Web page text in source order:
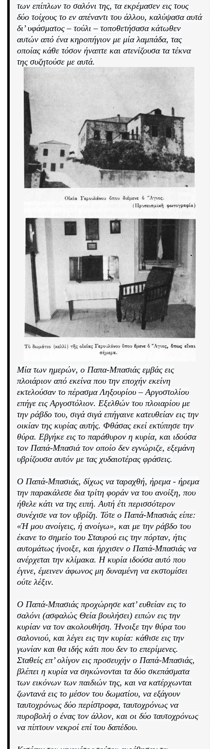
των επίπλων το σαλόνι της, τα εκρέμασεν εις τους
δύο τοίχους το εν απέναντι του άλλου, καλύψασα αυτά
δι’ υφάσματος – τούλι – τοποθετήσασα κάτωθεν
αυτών από ένα κηροπήγιον με μία λαμπάδα, τας
οποίας κάθε τόσον ήναπτε και ατενίζουσα τα τέκνα
της συζητούσε με αυτά.
Μία των ημερών, ο Παπα-Μπασιάς εμβάς εις
πλοιάριον από εκείνα που την εποχήν εκείνη
εκτελούσαν το πέρασμα Ληξουρίου – Αργοστολίου
επήγε εις Αργοστόλιον. Εξελθών του πλοιαρίου με
την ράβδο του, σιγά σιγά επήγαινε κατευθείαν εις την
οικίαν της κυρίας αυτής. Φθάσας εκεί εκτύπησε την
θύρα. Εβγήκε εις το παράθυρον η κυρία, και ιδούσα
τον Παπά-Μπασιά τον οποίο δεν εγνώριζε, εξεμάνη
υβρίζουσα αυτόν με τας χυδαιοτέρας φράσεις.
Ο Παπά-Μπασιάς, δίχως να ταραχθή, ήρεμα - ήρεμα
την παρακάλεσε δια τρίτη φοράν να του ανοίξη, που
ήθελε κάτι να της ειπή. Αυτή έτι περισσότερον
συνέχισε να τον υβρίζη. Τότε ο Παπά-Μπασιάς είπε:
«Ή μου ανοίγεις, ή ανοίγω», και με την ράβδο του
έκανε το σημείο του Σταυρού εις την πόρταν, ήτις
αυτομάτως ήνοιξε, και ήρχισεν ο Παπά-Μπασιάς να
ανέρχεται την κλίμακα. Η κυρία ιδούσα αυτό που
έγινε, έμεινεν άφωνος μη δυναμένη να εκστομίσει
ούτε λέξιν.
Ο Παπά-Μπασιάς προχώρησε κατ’ ευθείαν εις το
σαλόνι (ασφαλώς Θεία βουλήσει) ειπών εις την
κυρίαν να τον ακολουθήση. Ήνοιξε την θύρα του
σαλονιού, και λέγει εις την κυρία: κάθισε εις την
γωνίαν και θα ιδής κάτι που δεν το επερίμενες.
Σταθείς επ’ ολίγον εις προσευχήν ο Παπά-Μπασιάς,
βλέπει η κυρία να σηκώνονται τα δύο σκεπάσματα
των εικόνων των παιδιών της, και να κατέρχωνται
ζωντανά εις το μέσον του δωματίου, να εξάγουν
ταυτοχρόνως δύο περίστροφα, ταυτοχρόνως να
πυροβολή ο ένας τον άλλον, και οι δύο ταυτοχρόνως
να πίπτουν νεκροί επί του δαπέδου.